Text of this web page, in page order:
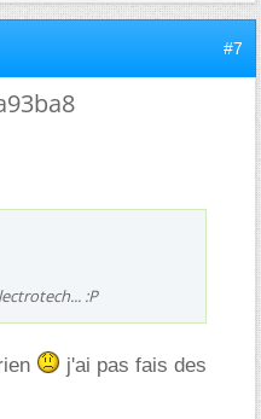
#7
:P
j'ai pas fais des